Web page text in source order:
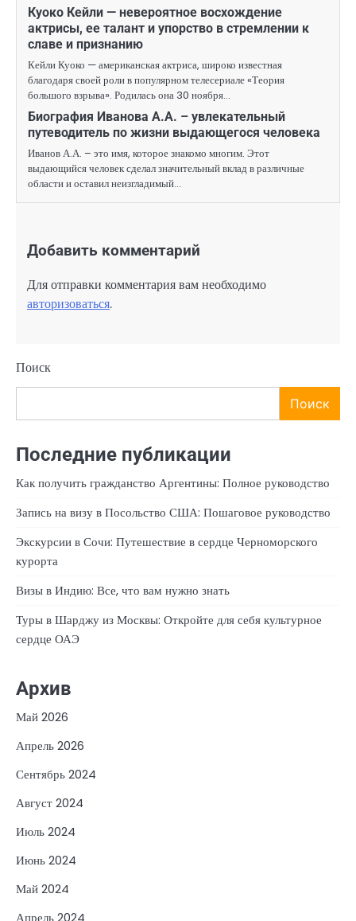
Куоко Кейли — невероятное восхождение
актрисы, ее талант и упорство в стремлении к
славе и признанию
Кейли Куоко — американская актриса, широко известная
благодаря своей роли в популярном телесериале «Теория
большого взрыва». Родилась она 30 ноября…
Биография Иванова А.А. – увлекательный
путеводитель по жизни выдающегося человека
Иванов А.А. – это имя, которое знакомо многим. Этот
выдающийся человек сделал значительный вклад в различные
области и оставил неизгладимый…
Добавить комментарий
Для отправки комментария вам необходимо
авторизоваться.
Поиск
Поиск
Последние публикации
Как получить гражданство Аргентины: Полное руководство
Запись на визу в Посольство США: Пошаговое руководство
Экскурсии в Сочи: Путешествие в сердце Черноморского
курорта
Визы в Индию: Все, что вам нужно знать
Туры в Шарджу из Москвы: Откройте для себя культурное
сердце ОАЭ
Архив
Май 2026
Апрель 2026
Сентябрь 2024
Август 2024
Июль 2024
Июнь 2024
Май 2024
Апрель 2024